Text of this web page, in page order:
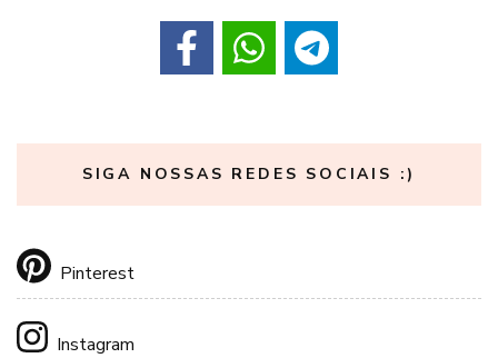
SIGA NOSSAS REDES SOCIAIS :)
Pinterest
Instagram